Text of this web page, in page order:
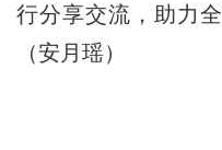
行分享交流，助力
（安月瑶）